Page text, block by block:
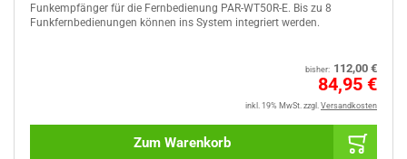
Funkempfänger für die Fernbedienung PAR-WT50R-E. Bis zu 8
Funkfernbedienungen können ins System integriert werden.
bisher: 112,00 €
84,95 €
inkl. 19% MwSt. zzgl. Versandkosten
Zum Warenkorb